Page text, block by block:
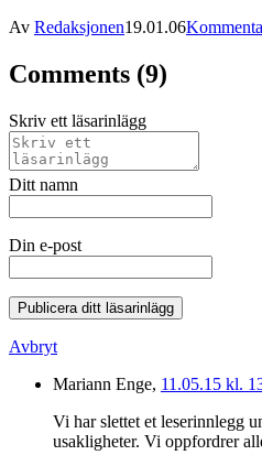
Av Redaksjonen19.01.06
Comments (9)
Skriv ett läsarinlägg
Ditt namn
Din e-post
Publicera ditt läsarinlägg
Avbryt
Mariann Enge, 11.05.15 kl.
Vi har slettet et leserinnlegg
usakligheter. Vi oppfordrer